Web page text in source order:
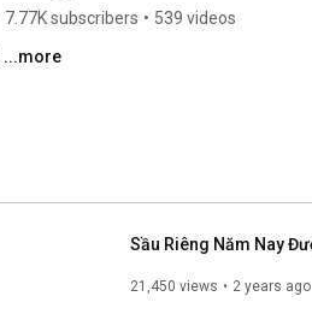
7.77K subscribers • 539 videos
...more
21,450 views 2 years ago